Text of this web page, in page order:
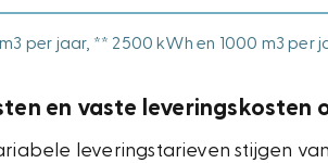
per jaar, ** 2500 kWh en 1000 m3 per
en vaste leveringskosten
leveringstarieven stijgen